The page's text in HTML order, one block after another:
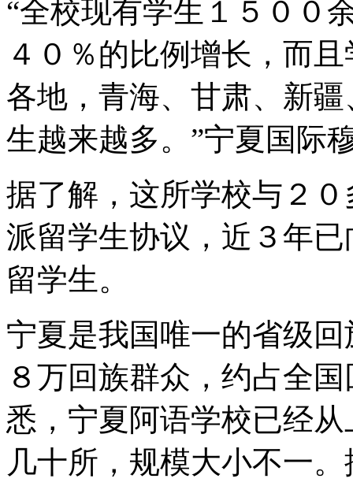
“全校现有学生１５００
４０％的比例增长，而
各地，青海、甘肃、新
生越来越多。”宁夏国际
据了解，这所学校与２
派留学生协议，近３年
留学生。
宁夏是我国唯一的省级
８万回族群众，约占全
悉，宁夏阿语学校已经
几十所，规模大小不一